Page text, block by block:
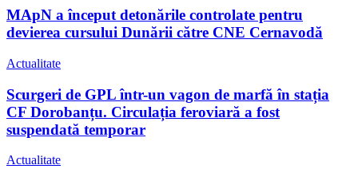
MApN a început detonările controlate pentru
devierea cursului Dunării către CNE Cernavodă
Actualitate
Scurgeri de GPL într-un vagon de marfă în stația
CF Dorobanțu. Circulația feroviară a fost
suspendată temporar
Actualitate